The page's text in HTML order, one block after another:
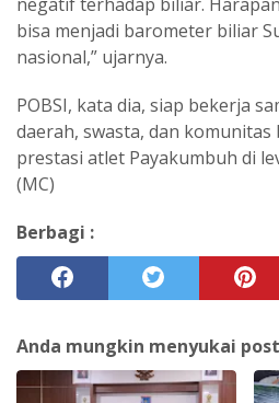
bisa menjadi barometer biliar
nasional,” ujarnya.
POBSI, kata dia, siap bekerja
daerah, swasta, dan
prestasi atlet Payakumbuh di
(MC)
Berbagi :
Anda mungkin menyukai